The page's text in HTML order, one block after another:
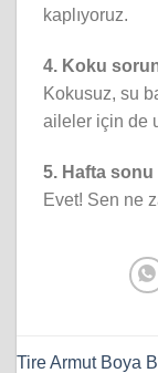
kaplıyoruz.
4. Koku
Kokusuz, su
aileler için de
5. Hafta
Evet! Sen ne
Tire Armut Boya